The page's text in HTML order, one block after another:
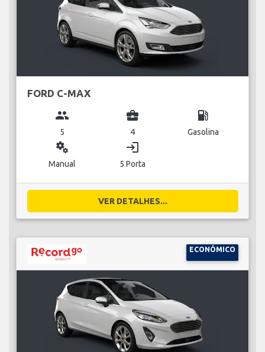
FORD C-MAX
group
5
business_center
4
local_gas_station
Gasolina
miscellaneous_services
Manual
login
5 Porta
VER DETALHES...
ECONÓMICO